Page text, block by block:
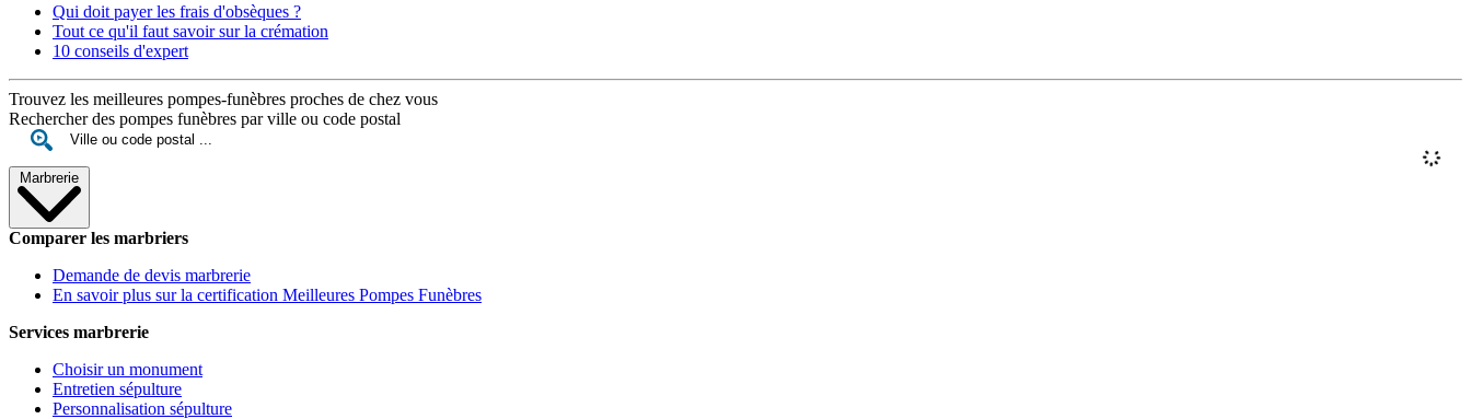
Qui doit payer les frais d'obsèques ?
Tout ce qu'il faut savoir sur la crémation
10 conseils d'expert
Trouvez les meilleures pompes-funèbres proches de chez vous
Rechercher des pompes funèbres par ville ou code postal
Marbrerie
Comparer les marbriers
Demande de devis marbrerie
En savoir plus sur la certification Meilleures Pompes Funèbres
Services marbrerie
Choisir un monument
Entretien sépulture
Personnalisation sépulture